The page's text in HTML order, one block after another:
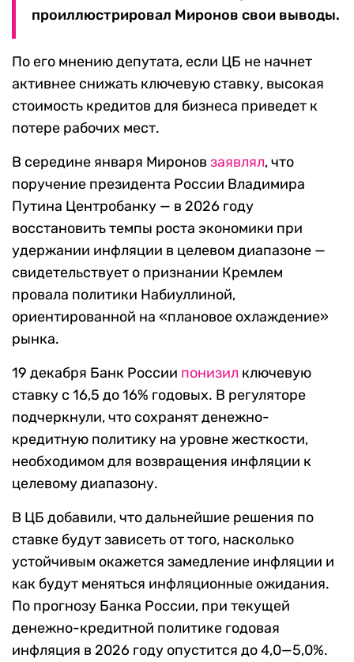
проиллюстрировал Миронов свои выводы.
По его мнению депутата, если ЦБ не начнет
активнее снижать ключевую ставку, высокая
стоимость кредитов для бизнеса приведет к
потере рабочих мест.
В середине января Миронов заявлял, что
поручение президента России Владимира
Путина Центробанку — в 2026 году
восстановить темпы роста экономики при
удержании инфляции в целевом диапазоне —
свидетельствует о признании Кремлем
провала политики Набиуллиной,
ориентированной на «плановое охлаждение»
рынка.
19 декабря Банк России понизил ключевую
ставку с 16,5 до 16% годовых. В регуляторе
подчеркнули, что сохранят денежно-
кредитную политику на уровне жесткости,
необходимом для возвращения инфляции к
целевому диапазону.
В ЦБ добавили, что дальнейшие решения по
ставке будут зависеть от того, насколько
устойчивым окажется замедление инфляции и
как будут меняться инфляционные ожидания.
По прогнозу Банка России, при текущей
денежно-кредитной политике годовая
инфляция в 2026 году опустится до 4,0—5,0%.